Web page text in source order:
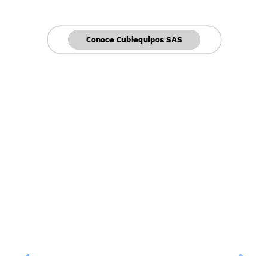
Conoce Cubiequipos SAS